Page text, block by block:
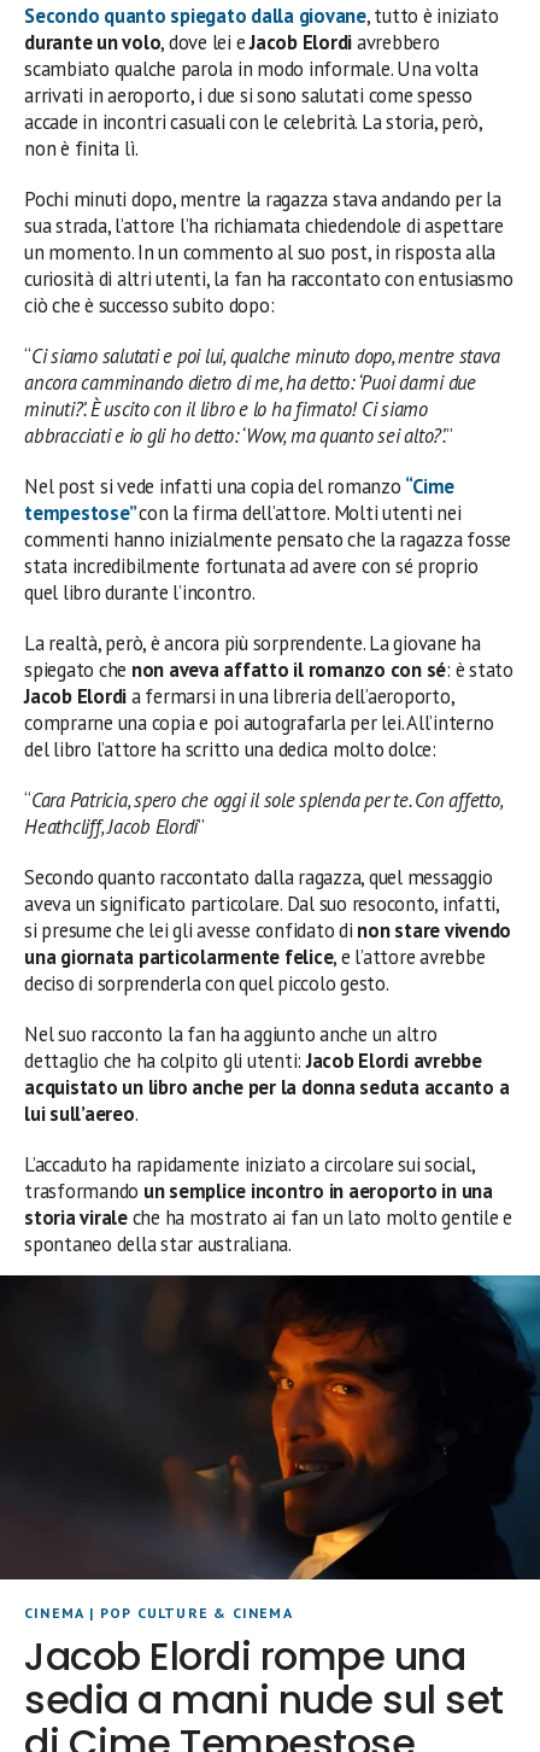
Secondo quanto spiegato dalla giovane, tutto è iniziato
durante un volo, dove lei eJacob Elordiavrebbero
scambiato qualche parola in modo informale. Una volta
arrivati in aeroporto, i due si sono salutati come spesso
accade in incontri casuali con le celebrità. La storia, però,
non è finita lì.
Pochi minuti dopo, mentre la ragazza stava andando per la
sua strada, l’attore l’ha richiamata chiedendole di aspettare
un momento. In un commento al suo post, in risposta alla
curiosità di altri utenti, la fan ha raccontato con entusiasmo
ciò che è successo subito dopo:
“Ci siamo salutati e poi lui, qualche minuto dopo, mentre stava
ancora camminando dietro di me, ha detto: ‘Puoi darmi due
minuti?’. È uscito con il libro e lo ha firmato! Ci siamo
abbracciati e io gli ho detto: ‘Wow, ma quanto sei alto?’.”
Nel post si vede infatti una copia del romanzo “Cime
tempestose”con la firma dell’attore. Molti utenti nei
commenti hanno inizialmente pensato che la ragazza fosse
stata incredibilmente fortunata ad avere con sé proprio
quel libro durante l’incontro.
La realtà, però, è ancora più sorprendente. La giovane ha
spiegato che non aveva affatto il romanzo con sé: è stato
Jacob Elordia fermarsi in una libreria dell’aeroporto,
comprarne una copia e poi autografarla per lei. All’interno
del libro l’attore ha scritto una dedica molto dolce:
“Cara Patricia, spero che oggi il sole splenda per te. Con affetto,
Heathcliff, Jacob Elordi”
Secondo quanto raccontato dalla ragazza, quel messaggio
aveva un significato particolare. Dal suo resoconto, infatti,
si presume che lei gli avesse confidato di non stare vivendo
una giornata particolarmente felice, e l’attore avrebbe
deciso di sorprenderla con quel piccolo gesto.
Nel suo racconto la fan ha aggiunto anche un altro
dettaglio che ha colpito gli utenti:Jacob Elordi avrebbe
acquistato un libro anche per la donna seduta accanto a
lui sull’aereo.
L’accaduto ha rapidamente iniziato a circolare sui social,
trasformando un semplice incontro in aeroporto in una
storia viraleche ha mostrato ai fan un lato molto gentile e
spontaneo della star australiana.
CINEMA | POP CULTURE & CINEMA
Jacob Elordi rompe una
sedia a mani nude sul set